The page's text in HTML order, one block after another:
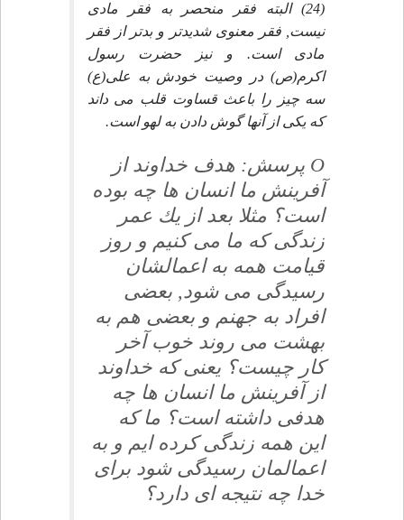
(24) البته فقر منحصر به فقر مادى
نيست, فقر معنوى شديدتر و بدتر از فقر
مادى است. و نيز حضرت رسول
اكرم(ص) در وصيت خودش به على(ع)
سه چيز را باعث قساوت قلب مى داند
كه يكى از آنها گوش دادن به لهو است.
O پرسش: هدف خداوند از
آفرينش ما انسان ها چه بوده
است؟ مثلا بعد از يك عمر
زندگى كه ما مى كنيم و روز
قيامت همه به اعمالشان
رسيدگى مى شود, بعضى
افراد به جهنم و بعضى هم به
بهشت مى روند خوب آخر
كار چيست؟ يعنى كه خداوند
از آفرينش ما انسان ها چه
هدفى داشته است؟ ما كه
اين همه زندگى كرده ايم و به
اعمالمان رسيدگى شود براى
خدا چه نتيجه اى دارد؟